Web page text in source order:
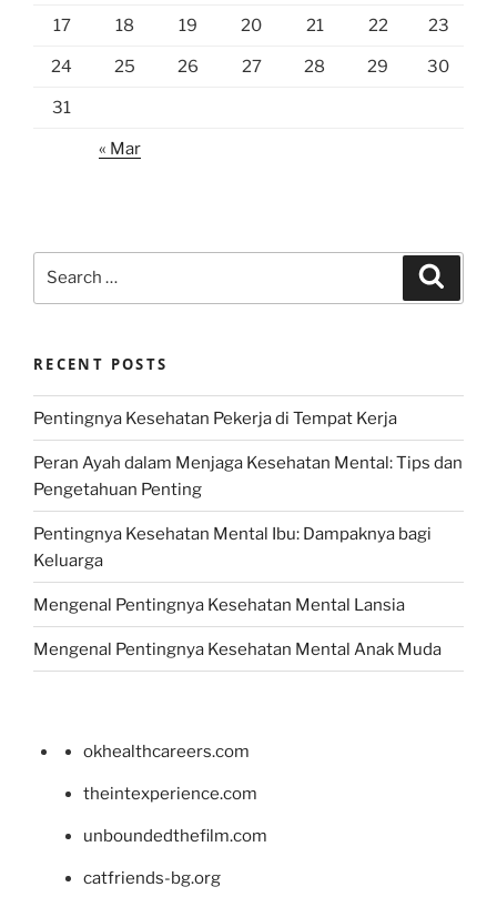
17 18 19 20 21 22 23
24 25 26 27 28 29 30
31
« Mar
RECENT POSTS
Pentingnya Kesehatan Pekerja di Tempat Kerja
Peran Ayah dalam Menjaga Kesehatan Mental: Tips dan
Pengetahuan Penting
Pentingnya Kesehatan Mental Ibu: Dampaknya bagi
Keluarga
Mengenal Pentingnya Kesehatan Mental Lansia
Mengenal Pentingnya Kesehatan Mental Anak Muda
okhealthcareers.com
theintexperience.com
unboundedthefilm.com
catfriends-bg.org